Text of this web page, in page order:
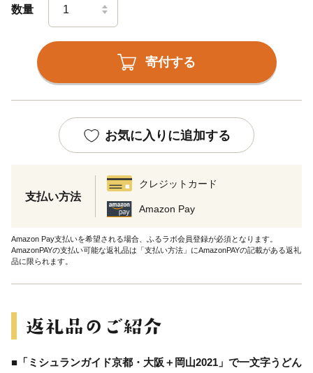
数量
寄付する
お気に入りに追加する
支払い方法
クレジットカード
Amazon Pay
Amazon Pay支払いを希望される場合、ふるラボ会員登録が必須となります。
AmazonPAYの支払い可能な返礼品は「支払い方法」にAmazonPAYの記載がある返礼
品に限られます。
■「ミシュランガイド京都・大阪＋岡山2021」で一文字うどん